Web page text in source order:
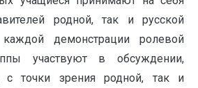
родной, так и русской
демонстрации ролевой
участвуют в обсуждении,
точки зрения родной, так и